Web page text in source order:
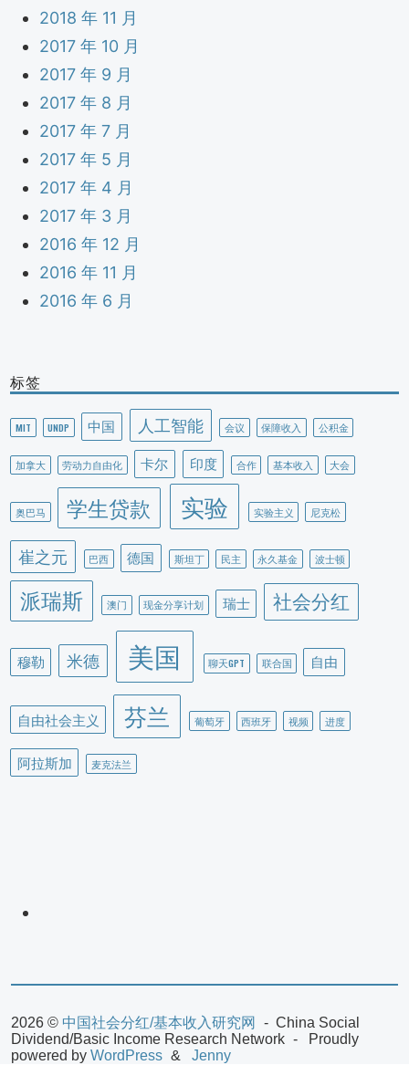
2018 年 11 月
2017 年 10 月
2017 年 9 月
2017 年 8 月
2017 年 7 月
2017 年 5 月
2017 年 4 月
2017 年 3 月
2016 年 12 月
2016 年 11 月
2016 年 6 月
标签
MIT UNDP 中国 人工智能 会议 保障收入 公积金
加拿大 劳动力自由化 卡尔 印度 合作 基本收入 大会
奥巴马 学生贷款 实验 实验主义 尼克松
崔之元 巴西 德国 斯坦丁 民主 永久基金 波士顿
派瑞斯 澳门 现金分享计划 瑞士 社会分红
穆勒 米德 美国 聊天GPT 联合国 自由
自由社会主义 芬兰 葡萄牙 西班牙 视频 进度
阿拉斯加 麦克法兰
2026 © 中国社会分红/基本收入研究网
China Social
Dividend/Basic Income Research Network
Proudly
powered by WordPress Jenny